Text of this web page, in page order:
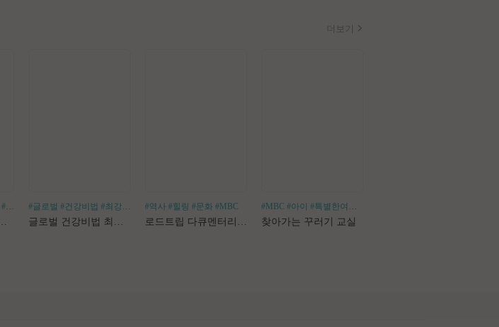
더보기
#알코올중독 #글로벌 #건강비법 #최강백세 #김경화
#역사 #힐링 #문화 #MBC #MBC #아이 #특별한여행
찾아가는 꾸러기 교실